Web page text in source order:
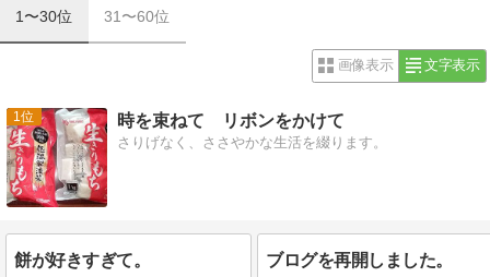
1〜30位 31〜60位
画像表示 文字表示
1 時を束ねて リボンをかけて
さりげなく、ささやかな生活を綴ります。
餅が好きすぎて。 ブログを再開しました。